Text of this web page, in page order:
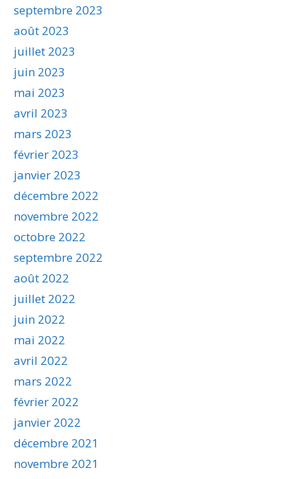
septembre 2023
août 2023
juillet 2023
juin 2023
mai 2023
avril 2023
mars 2023
février 2023
janvier 2023
décembre 2022
novembre 2022
octobre 2022
septembre 2022
août 2022
juillet 2022
juin 2022
mai 2022
avril 2022
mars 2022
février 2022
janvier 2022
décembre 2021
novembre 2021